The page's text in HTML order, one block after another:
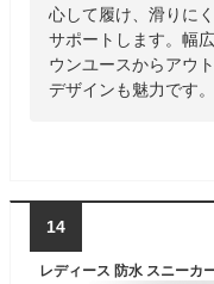
心して履け、滑りに
サポートします。幅
ウンユースからアウ
デザインも魅力です
14